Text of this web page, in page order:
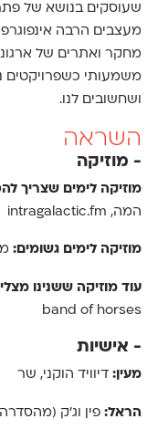
שעוסקים בנושא של
מעצבים הרבה
מחקר ואתרים של
משמעותי כשפרויקטים
ושחשובים לנו.
השראה
- מוזיקה
מוזיקה לימים שצריך
המה, intragalactic.fm
מוזיקה לימים גשומים:
עוד מוזיקה ששנינו
band of horses
- אישיות
מעין:דיוויד הוקני, שר
הראל:פין וג׳ק